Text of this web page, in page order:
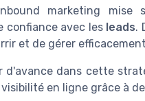
marketing mise
confiance avec les leads.
et de gérer
d'avance dans cette
en ligne grâce à